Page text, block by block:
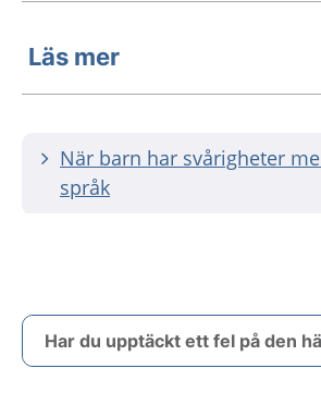
Läs mer
När barn har svårigheter
språk
Har du upptäckt ett fel på den